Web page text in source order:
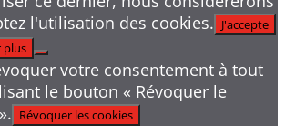
l'utilisation des cookies. J'accepte
plus
votre consentement à tout
le bouton « Révoquer le
Révoquer les cookies